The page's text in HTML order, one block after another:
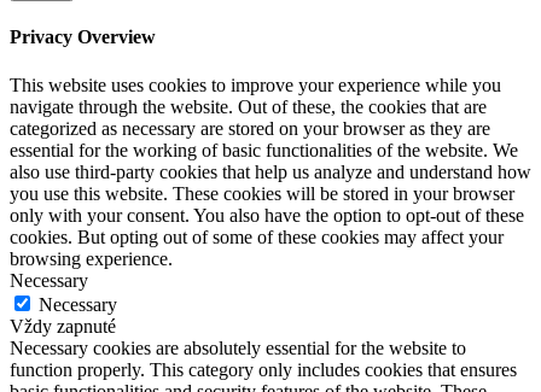
Privacy Overview
This website uses cookies to improve your experience while you
navigate through the website. Out of these, the cookies that are
categorized as necessary are stored on your browser as they are
essential for the working of basic functionalities of the website. We
also use third-party cookies that help us analyze and understand how
you use this website. These cookies will be stored in your browser
only with your consent. You also have the option to opt-out of these
cookies. But opting out of some of these cookies may affect your
browsing experience.
Necessary
Necessary
Vždy zapnuté
Necessary cookies are absolutely essential for the website to
function properly. This category only includes cookies that ensures